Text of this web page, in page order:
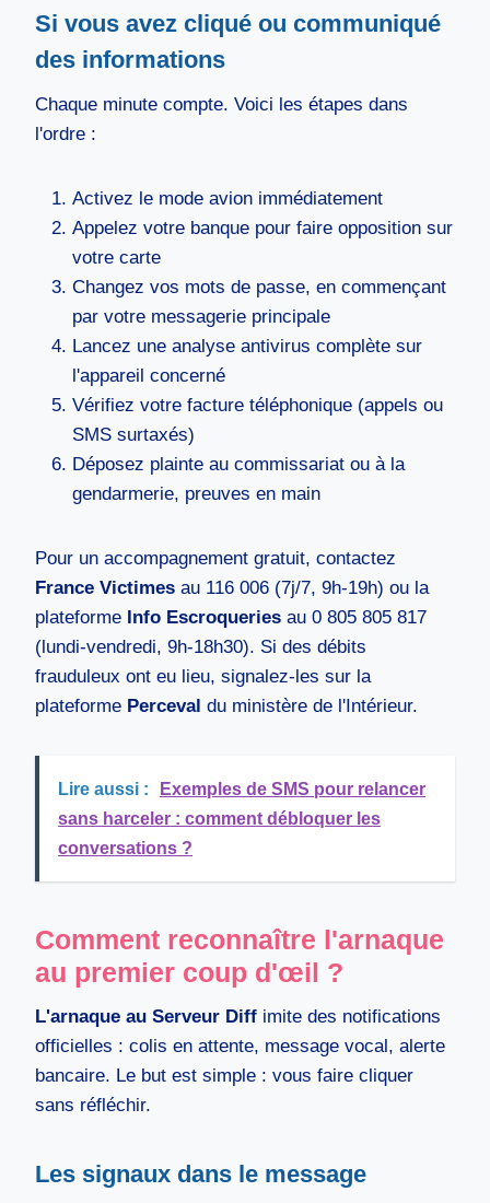
Si vous avez cliqué ou communiqué
des informations
Chaque minute compte. Voici les étapes dans
l'ordre :
Activez le mode avion immédiatement
Appelez votre banque pour faire opposition sur
votre carte
Changez vos mots de passe, en commençant
par votre messagerie principale
Lancez une analyse antivirus complète sur
l'appareil concerné
Vérifiez votre facture téléphonique (appels ou
SMS surtaxés)
Déposez plainte au commissariat ou à la
gendarmerie, preuves en main
Pour un accompagnement gratuit, contactez
France Victimes au 116 006 (7j/7, 9h-19h) ou la
plateforme Info Escroqueries au 0 805 805 817
(lundi-vendredi, 9h-18h30). Si des débits
frauduleux ont eu lieu, signalez-les sur la
plateforme Perceval du ministère de l'Intérieur.
Lire aussi :
Exemples de SMS pour relancer
sans harceler : comment débloquer les
conversations ?
Comment reconnaître l'arnaque
au premier coup d'œil ?
L'arnaque au Serveur Diff imite des notifications
officielles : colis en attente, message vocal, alerte
bancaire. Le but est simple : vous faire cliquer
sans réfléchir.
Les signaux dans le message